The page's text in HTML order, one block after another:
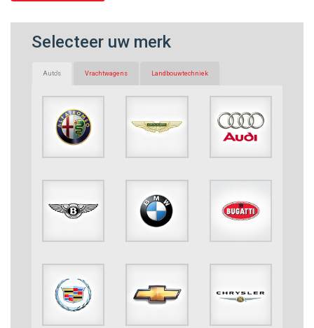
Selecteer uw merk
Auto's Vrachtwagens Landbouwtechniek